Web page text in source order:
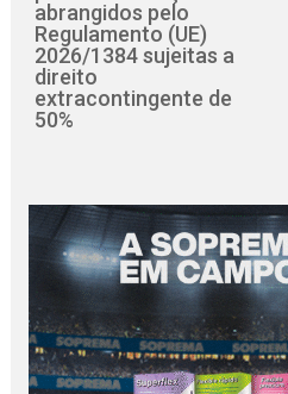
abrangidos pelo
Regulamento (UE)
2026/1384 sujeitas a
direito
extracontingente de
50%